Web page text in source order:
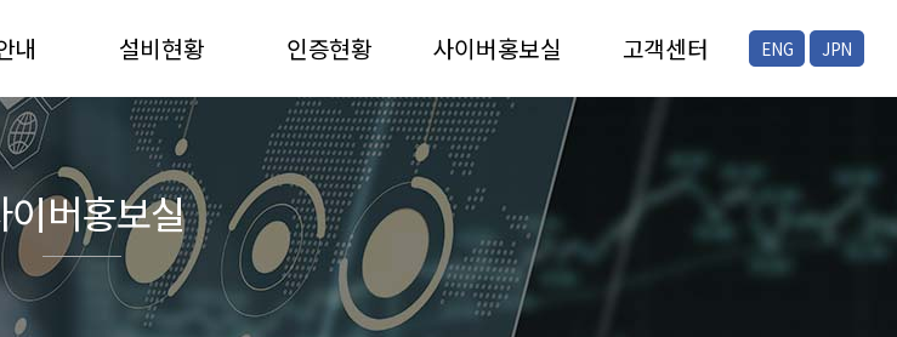
내
차
비
품
설비현황
진해 PLANT
밀양 PLANT
가공 PLANT
Quality Control
Process Line
인증현황
선급인증
품질인증
사이버홍보실
채용안내
공지/뉴스
현장스케치
프레스자료실
고객센터
온라인문의
ENG JPN
이버홍보실